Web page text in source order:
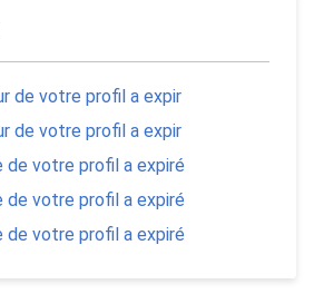
de votre profil a expir
de votre profil a expir
votre profil a expiré
votre profil a expiré
votre profil a expiré